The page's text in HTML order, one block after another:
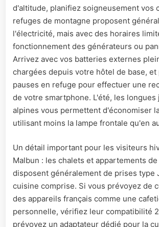
d'altitude, planifiez soigneusement vos
refuges de montagne proposent
l'électricité, mais avec des horaires
fonctionnement des générateurs ou
Arrivez avec vos batteries externes
chargées depuis votre hôtel de base,
pauses en refuge pour effectuer une
de votre smartphone. L'été, les longues
alpines vous permettent d'économiser
utilisant moins la lampe frontale qu'en
Un détail important pour les visiteurs
Malbun : les chalets et appartements
disposent généralement de prises type
cuisine comprise. Si vous prévoyez de
des appareils français comme une
personnelle, vérifiez leur compatibilité
prévoyez un adaptateur dédié pour la